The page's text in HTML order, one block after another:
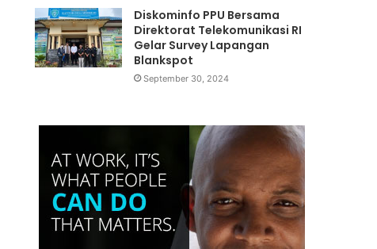
Diskominfo PPU Bersama
Direktorat Telekomunikasi RI
Gelar Survey Lapangan
Blankspot
September 30, 2024